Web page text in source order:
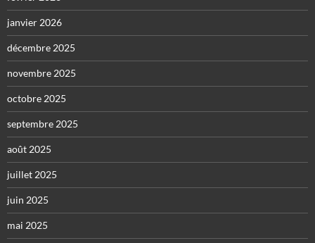
janvier 2026
décembre 2025
novembre 2025
octobre 2025
septembre 2025
août 2025
juillet 2025
juin 2025
mai 2025